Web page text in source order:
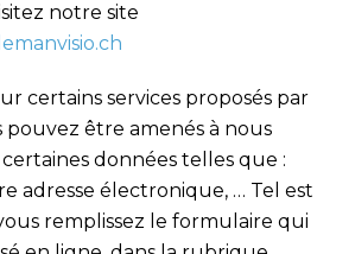
notre site
certains services proposés par
pouvez être amenés à nous
données telles que :
adresse électronique, … Tel est
remplissez le formulaire qui